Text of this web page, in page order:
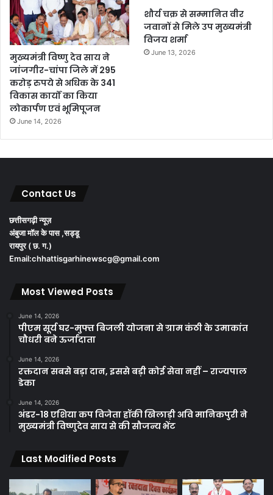
मुख्यमंत्री विष्णु देव साय ने
जांजगीर-चांपा जिले में 295
करोड़ रुपये से अधिक के 341
विकास कार्यों का किया
लोकार्पण एवं भूमिपूजन
June 14, 2026
शौर्य चक्र से सम्मानित वीर
जवानों से मिले उप मुख्यमंत्री
विजय शर्मा
June 13, 2026
Contact Us
छत्तीसगढ़ी न्यूज़
अंबुजा मॉल के पास ,सड्डू
रायपुर ( छ. ग.)
Email:chhattisgarhinewscg@gmail.com
Most Viewed Posts
June 14, 2026
पीएम सूर्य घर-मुफ्त बिजली योजना से ग्राम कंठी के उमाकांत
चौधरी बने ऊर्जादाता
June 14, 2026
रक्तदान सबसे बड़ा दान, इससे बड़ी कोई सेवा नहीं – राज्यपाल
डेका
June 14, 2026
अंडर-18 एशिया कप विजेता हॉकी खिलाड़ी अवि मानिकपुरी ने
मुख्यमंत्री विष्णुदेव साय से की सौजन्य भेंट
Last Modified Posts